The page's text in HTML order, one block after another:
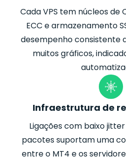
Cada VPS tem núcleos de
ECC e armazenamento
desempenho consistente
muitos gráficos,
Infraestrutura de
Ligações com baixo
pacotes suportam uma
entre o MT4 e os